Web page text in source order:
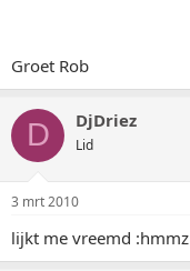
Groet Rob
D DjDriez
Lid
3 mrt 2010
lijkt me vreemd :hmmz